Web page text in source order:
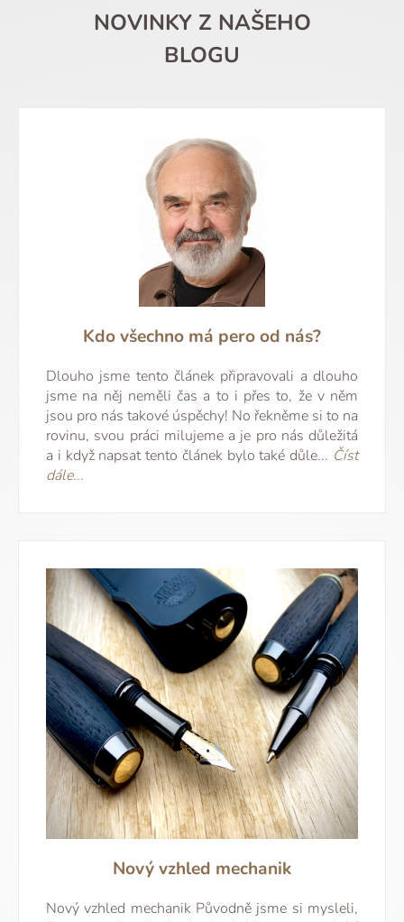
NOVINKY Z NAŠEHO
BLOGU
Kdo všechno má pero od nás?
Dlouho jsme tento článek připravovali a dlouho
jsme na něj neměli čas a to i přes to, že v něm
jsou pro nás takové úspěchy! No řekněme si to na
rovinu, svou práci milujeme a je pro nás důležitá
a i když napsat tento článek bylo také důle... Číst
dále...
Nový vzhled mechanik
Nový vzhled mechanik Původně jsme si mysleli,